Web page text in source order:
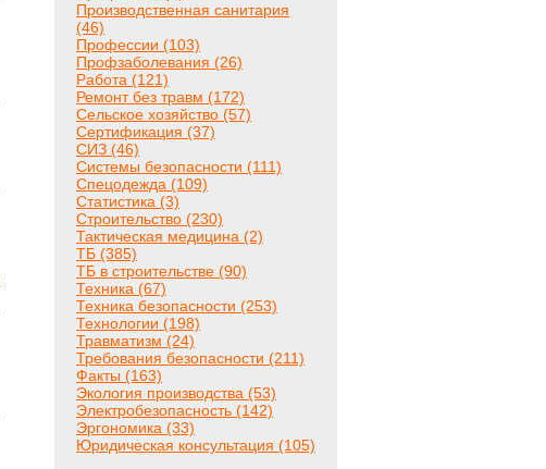
Производственная санитария
(46)
Профессии (103)
Профзаболевания (26)
Работа (121)
Ремонт без травм (172)
Сельское хозяйство (57)
Сертификация (37)
СИЗ (46)
Системы безопасности (111)
Спецодежда (109)
Статистика (3)
Строительство (230)
Тактическая медицина (2)
ТБ (385)
ТБ в строительстве (90)
Техника (67)
Техника безопасности (253)
Технологии (198)
Травматизм (24)
Требования безопасности (211)
Факты (163)
Экология производства (53)
Электробезопасность (142)
Эргономика (33)
Юридическая консультация (105)